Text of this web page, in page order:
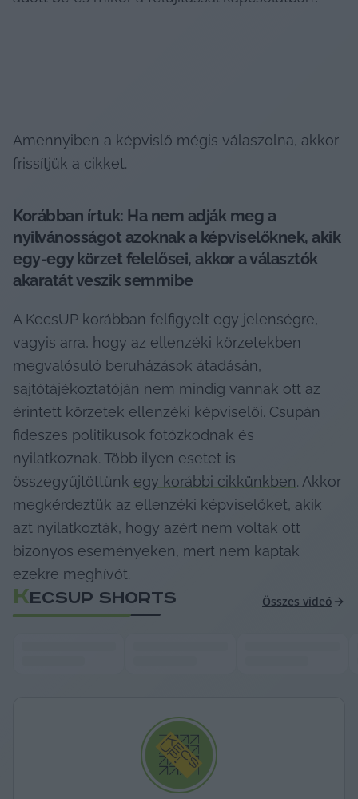
Amennyiben a képvislő mégis válaszolna, akkor
frissítjük a cikket.
Korábban írtuk: Ha nem adják meg a
nyilvánosságot azoknak a képviselőknek, akik
egy-egy körzet felelősei, akkor a választók
akaratát veszik semmibe
A KecsUP korábban felfigyelt egy jelenségre,
vagyis arra, hogy az ellenzéki körzetekben
megvalósuló beruházások átadásán,
sajtótájékoztatóján nem mindig vannak ott az
érintett körzetek ellenzéki képviselői. Csupán
fideszes politikusok fotózkodnak és
nyilatkoznak. Több ilyen esetet is
összegyűjtöttünk egy korábbi cikkünkben. Akkor
megkérdeztük az ellenzéki képviselőket, akik
azt nyilatkozták, hogy azért nem voltak ott
bizonyos eseményeken, mert nem kaptak
ezekre meghívót.
KECSUP SHORTS Összes videó